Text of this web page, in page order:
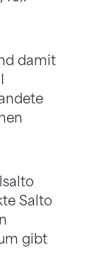
damit
Salto
gibt